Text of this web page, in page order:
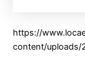
https://
content/uploads/